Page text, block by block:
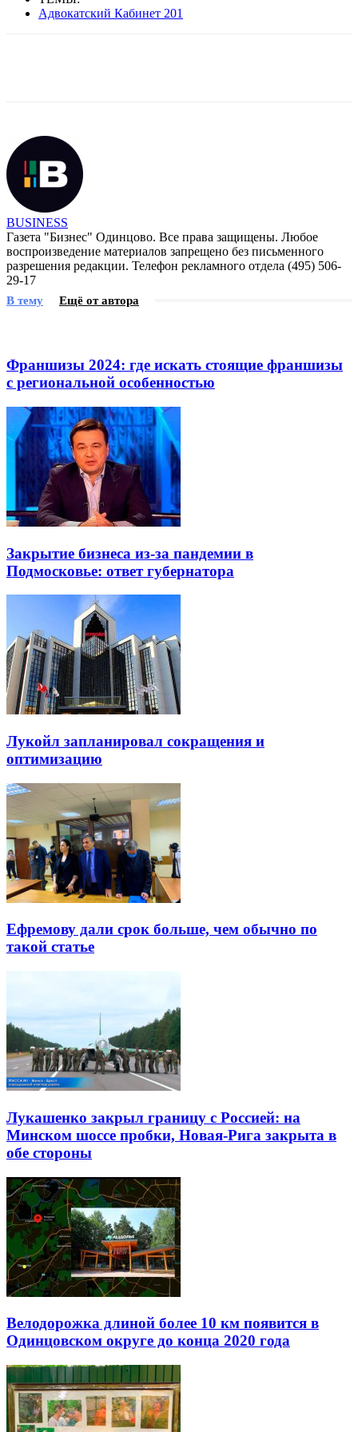
Адвокатский Кабинет 201
BUSINESS
Газета "Бизнес" Одинцово. Все права защищены. Любое
воспроизведение материалов запрещено без письменного
разрешения редакции. Телефон рекламного отдела (495) 506-
29-17
В тему Ещё от автора
Франшизы 2024: где искать стоящие франшизы
с региональной особенностью
Закрытие бизнеса из-за пандемии в
Подмосковье: ответ губернатора
Лукойл запланировал сокращения и
оптимизацию
Ефремову дали срок больше, чем обычно по
такой статье
Лукашенко закрыл границу с Россией: на
Минском шоссе пробки, Новая-Рига закрыта в
обе стороны
Велодорожка длиной более 10 км появится в
Одинцовском округе до конца 2020 года